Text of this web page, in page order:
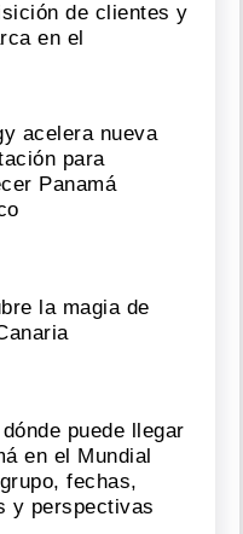
de clientes y
en el
acelera nueva
para
Panamá
la magia de
puede llegar
en el Mundial
fechas,
y perspectivas